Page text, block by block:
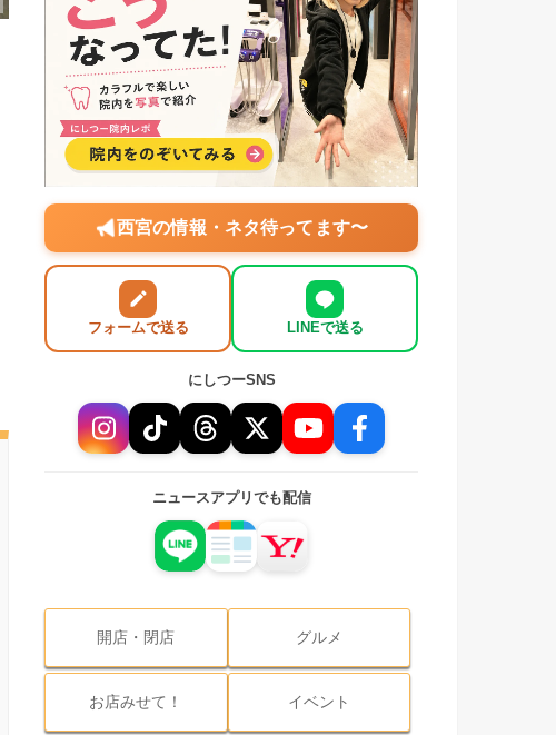
西宮の情報・ネタ待ってます〜
フォームで送る LINEで送る
にしつーSNS
ニュースアプリでも配信
開店・閉店 グルメ
お店みせて！ イベント